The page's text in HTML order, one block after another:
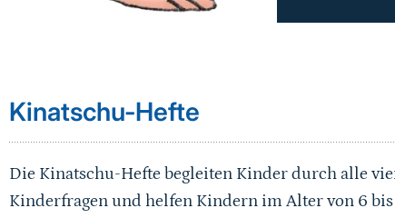
Kinatschu-Hefte
Die Kinatschu-Hefte begleiten Kinder durch alle
Kinderfragen und helfen Kindern im Alter von 6 bis